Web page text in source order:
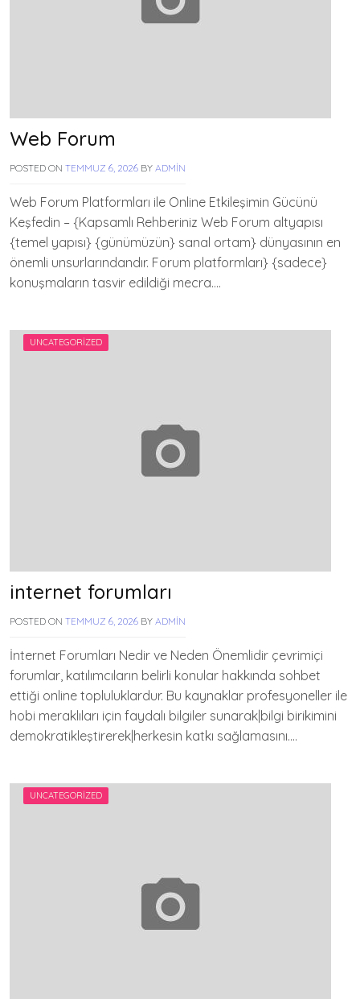
Web Forum
POSTED ON TEMMUZ 6, 2026 BY ADMIN
Web Forum Platformları ile Online Etkileşimin Gücünü
Keşfedin – {Kapsamlı Rehberiniz Web Forum altyapısı
{temel yapısı} {günümüzün} sanal ortam} dünyasının en
önemli unsurlarındandır. Forum platformları} {sadece}
konuşmaların tasvir edildiği mecra….
UNCATEGORIZED
internet forumları
POSTED ON TEMMUZ 6, 2026 BY ADMIN
İnternet Forumları Nedir ve Neden Önemlidir çevrimiçi
forumlar, katılımcıların belirli konular hakkında sohbet
ettiği online topluluklardur. Bu kaynaklar profesyoneller ile
hobi meraklıları için faydalı bilgiler sunarak|bilgi birikimini
demokratikleştirerek|herkesin katkı sağlamasını….
UNCATEGORIZED